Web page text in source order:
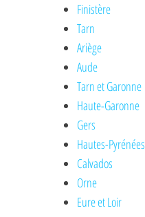
Finistère
Tarn
Ariège
Aude
Tarn et Garonne
Haute-Garonne
Gers
Hautes-Pyrénées
Calvados
Orne
Eure et Loir